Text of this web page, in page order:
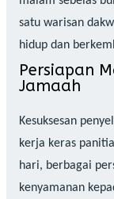
satu warisan
hidup dan
Persiapan
Jamaah
Kesuksesan
kerja keras
hari, berbagai
kenyamanan